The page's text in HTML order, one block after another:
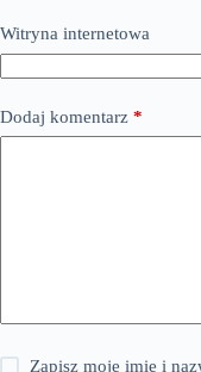
Witryna internetowa
Dodaj komentarz *
Zapisz moje imię i